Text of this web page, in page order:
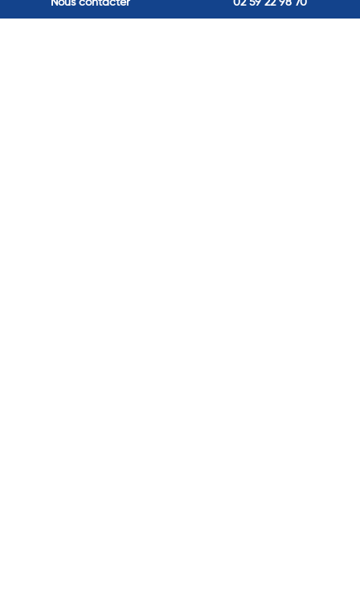
Nous contacter 02 59 22 98 70
9 Rue du Président Georges Pompidou, Pont-Audemer, France